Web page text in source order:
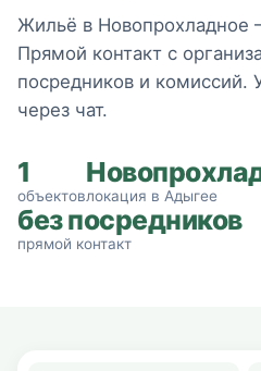
Жильё в Новопрохладное
Прямой контакт с
посредников и комиссий.
через чат.
1
объектовлокация в Адыгее
без посредников
прямой контакт